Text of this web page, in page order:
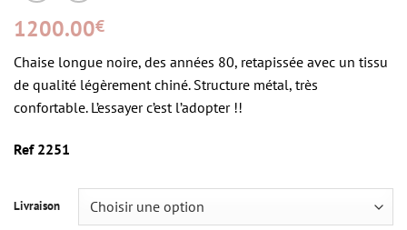
1200.00€
Chaise longue noire, des années 80, retapissée avec un tissu
de qualité légèrement chiné. Structure métal, très
confortable. L’essayer c’est l’adopter !!
Ref 2251
Livraison